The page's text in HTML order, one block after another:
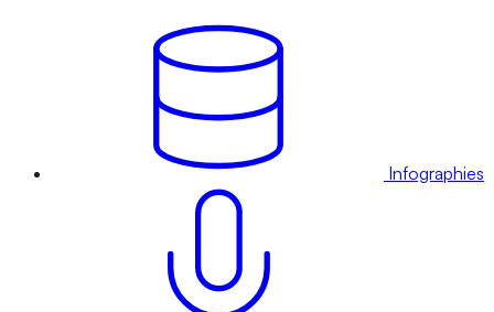
Infographies